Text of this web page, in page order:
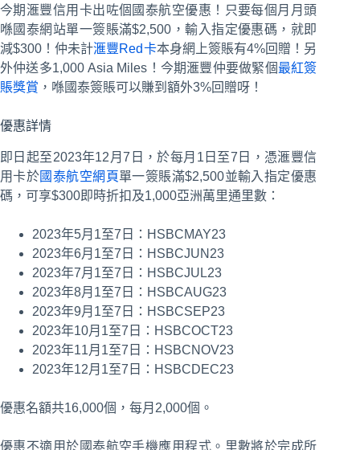
今期滙豐信用卡出咗個國泰航空優惠！只要每個月月頭
喺國泰網站單一簽賬滿$2,500，輸入指定優惠碼，就即
減$300！仲未計滙豐Red卡本身網上簽賬有4%回贈！另
外仲送多1,000 Asia Miles！今期滙豐仲要做緊個最紅簽
賬獎賞 ，喺國泰簽賬可以賺到額外3%回贈呀！
優惠詳情
即日起至2023年12月7日，於每月1日至7日，憑滙豐信
用卡於國泰航空網頁單一簽賬滿$2,500並輸入指定優惠
碼，可享$300即時折扣及1,000亞洲萬里通里數：
2023年5月1至7日：HSBCMAY23
2023年6月1至7日：HSBCJUN23
2023年7月1至7日：HSBCJUL23
2023年8月1至7日：HSBCAUG23
2023年9月1至7日：HSBCSEP23
2023年10月1至7日：HSBCOCT23
2023年11月1至7日：HSBCNOV23
2023年12月1至7日：HSBCDEC23
優惠名額共16,000個，每月2,000個。
優惠不適用於國泰航空手機應用程式。里數將於完成所